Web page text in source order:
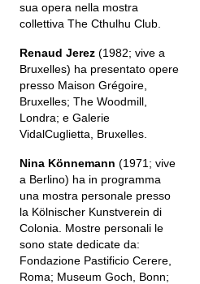
sua opera nella mostra
collettiva The Cthulhu Club.
Renaud Jerez (1982; vive a
Bruxelles) ha presentato opere
presso Maison Grégoire,
Bruxelles; The Woodmill,
Londra; e Galerie
VidalCuglietta, Bruxelles.
Nina Könnemann (1971; vive
a Berlino) ha in programma
una mostra personale presso
la Kölnischer Kunstverein di
Colonia. Mostre personali le
sono state dedicate da:
Fondazione Pastificio Cerere,
Roma; Museum Goch, Bonn;